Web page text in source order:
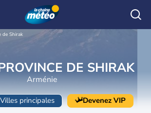
de Shirak
DE SHIRAK
Arménie
Villes principales Devenez VIP